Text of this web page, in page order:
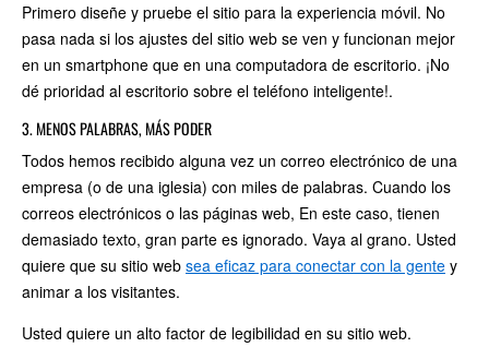
Primero diseñe y pruebe el sitio para la experiencia móvil. No
pasa nada si los ajustes del sitio web se ven y funcionan mejor
en un smartphone que en una computadora de escritorio. ¡No
dé prioridad al escritorio sobre el teléfono inteligente!.
3. MENOS PALABRAS, MÁS PODER
Todos hemos recibido alguna vez un correo electrónico de una
empresa (o de una iglesia) con miles de palabras. Cuando los
correos electrónicos o las páginas web, En este caso, tienen
demasiado texto, gran parte es ignorado. Vaya al grano. Usted
quiere que su sitio web sea eficaz para conectar con la gente y
animar a los visitantes.
Usted quiere un alto factor de legibilidad en su sitio web.